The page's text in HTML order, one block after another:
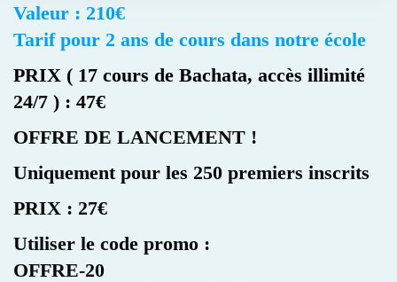
Valeur : 210€
Tarif pour 2 ans de cours dans notre école
PRIX ( 17 cours de Bachata, accès illimité
24/7 ) : 47€
OFFRE DE LANCEMENT !
Uniquement pour les 250 premiers inscrits
PRIX : 27€
Utiliser le code promo :
OFFRE-20